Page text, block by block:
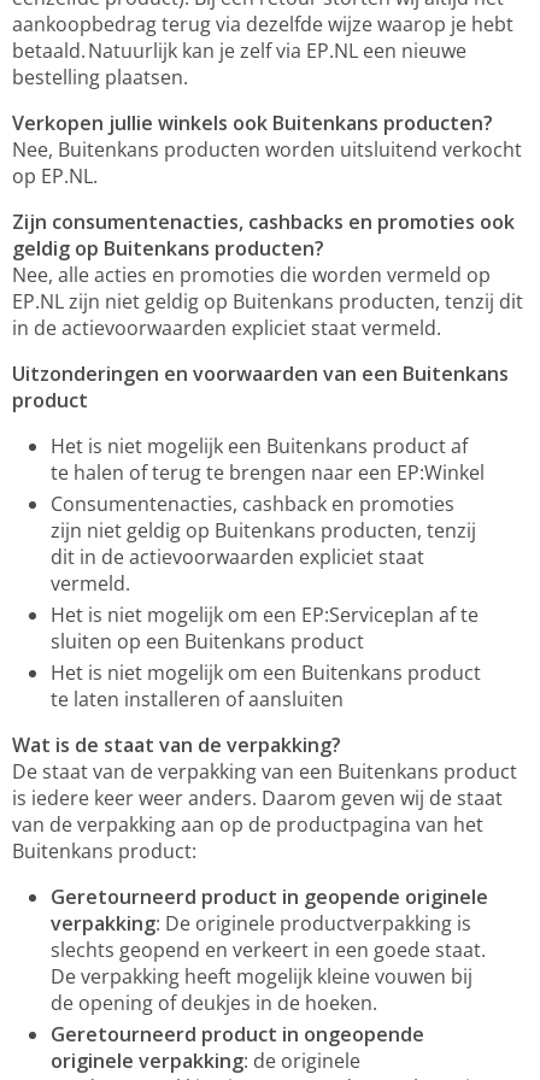
aankoopbedrag terug via dezelfde wijze waarop je hebt
betaald. Natuurlijk kan je zelf via EP.NL een nieuwe
bestelling plaatsen.
Verkopen jullie winkels ook Buitenkans producten?
Nee, Buitenkans producten worden uitsluitend verkocht
op EP.NL.
Zijn consumentenacties, cashbacks en promoties ook
geldig op Buitenkans producten?
Nee, alle acties en promoties die worden vermeld op
EP.NL zijn niet geldig op Buitenkans producten, tenzij dit
in de actievoorwaarden expliciet staat vermeld.
Uitzonderingen en voorwaarden van een Buitenkans
product
Het is niet mogelijk een Buitenkans product af
te halen of terug te brengen naar een EP:Winkel
Consumentenacties, cashback en promoties
zijn niet geldig op Buitenkans producten, tenzij
dit in de actievoorwaarden expliciet staat
vermeld.
Het is niet mogelijk om een EP:Serviceplan af te
sluiten op een Buitenkans product
Het is niet mogelijk om een Buitenkans product
te laten installeren of aansluiten
Wat is de staat van de verpakking?
De staat van de verpakking van een Buitenkans product
is iedere keer weer anders. Daarom geven wij de staat
van de verpakking aan op de productpagina van het
Buitenkans product:
Geretourneerd product in geopende originele
verpakking: De originele productverpakking is
slechts geopend en verkeert in een goede staat.
De verpakking heeft mogelijk kleine vouwen bij
de opening of deukjes in de hoeken.
Geretourneerd product in ongeopende
originele verpakking: de originele